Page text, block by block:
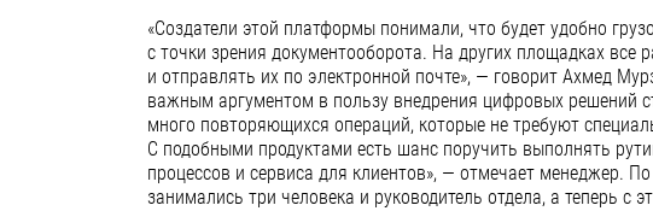
«Создатели этой платформы понимали, что будет удобно
с точки зрения документооборота. На других площадках
и отправлять их по электронной почте», — говорит Ахмед
важным аргументом в пользу внедрения цифровых решений
много повторяющихся операций, которые не требуют
С подобными продуктами есть шанс поручить выполнять
процессов и сервиса для клиентов», — отмечает менеджер.
занимались три человека и руководитель отдела, а теперь с